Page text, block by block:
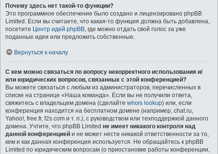
Почему здесь нет такой-то функции?
Это программное обеспечение было создано и лицензировано phpBB
Limited. Если вы считаете, что какая-то функция должна быть добавлена,
посетите Центр идей phpBB, где можно отдать свой голос за уже
поданные идеи или предложить собственные.
Вернуться к началу
С кем можно связаться по вопросу некорректного использования и/
или юридических вопросов, связанных с этой конференцией?
Вы можете связаться с любым из администраторов, перечисленных в
списке на странице «Наша команда». Если вы не получили ответа,
свяжитесь с владельцем домена (сделайте whois lookup) или, если
конференция находится на бесплатном домене (например, chat.ru,
Yahoo!, free.fr, f2s.com и т. п.), с руководством или техподдержкой данного
домена. Учтите, что phpBB Limited не имеет никакого контроля над
данной конференцией и не может нести никакой ответственности за то,
кем и как данная конференция используется. Не обращайтесь к phpBB
Limited по юридическим вопросам (о приостановке работы конференции,